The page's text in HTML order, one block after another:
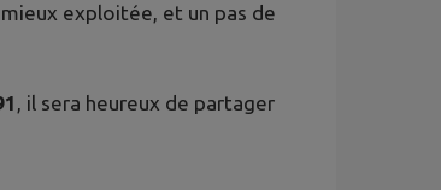
exploitée, et un pas de
, il sera heureux de partager